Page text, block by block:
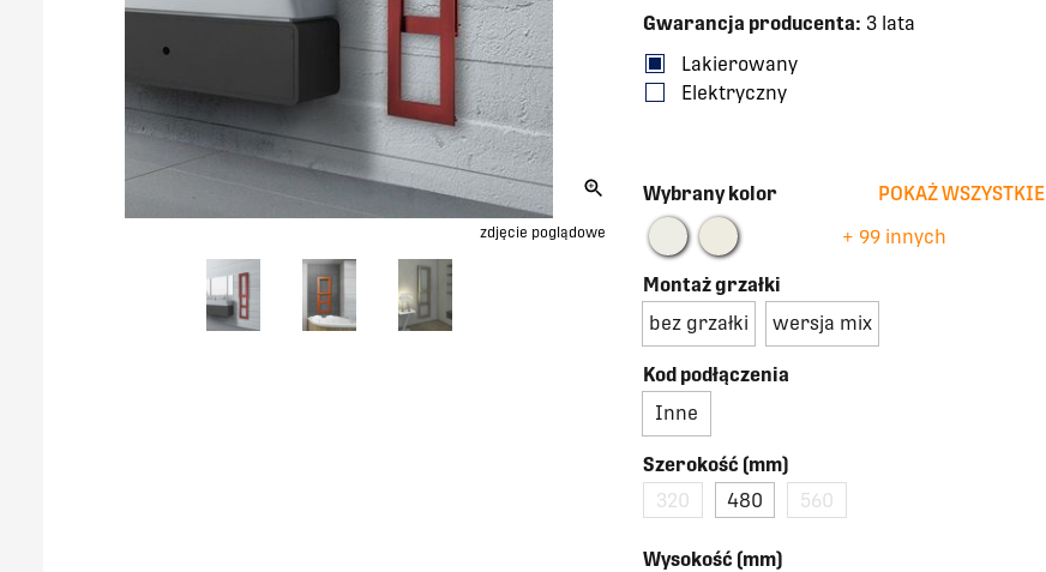
zdjęcie poglądowe
Gwarancja producenta: 3 lata
Lakierowany
Elektryczny
Wybrany kolor
POKAŻ WSZYSTKIE
+ 99 innych
Montaż grzałki
bez grzałki
wersja mix
Kod podłączenia
Inne
Szerokość (mm)
320
480 560
Wysokość (mm)